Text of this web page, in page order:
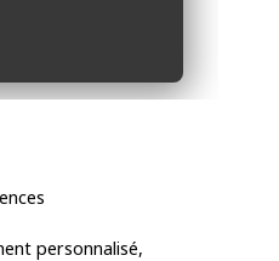
personnalisé,